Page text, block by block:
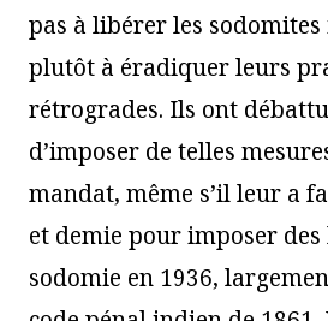
pas à libérer les
plutôt à éradiquer leurs
rétrogrades. Ils ont
d’imposer de telles
mandat, même s’il leur a
et demie pour imposer
sodomie en 1936,